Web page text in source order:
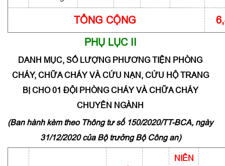
TỔNG CỘNG
PHỤ LỤC II
DANH MỤC, SỐ LƯỢNG PHƯƠNG TIỆN PHÒNG
CHÁY, CHỮA CHÁY VÀ CỨU NẠN, CỨU HỘ TRANG
BỊ CHO 01 ĐỘI PHÒNG CHÁY VÀ CHỮA CHÁY
CHUYÊN NGÀNH
(Ban hành kèm theo Thông tư số 150/2020/TT-BCA, ngày
31/12/2020 của Bộ trưởng Bộ Công an)
NIÊN